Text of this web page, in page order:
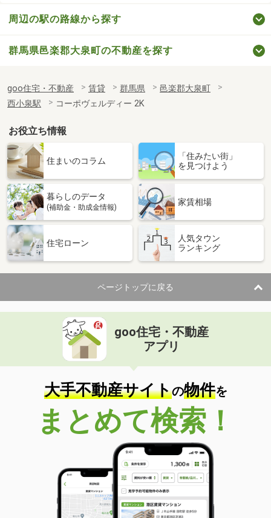
周辺の駅の路線から探す
群馬県邑楽郡大泉町の不動産を探す
goo住宅・不動産 賃貸 群馬県
邑楽郡大泉町
西小泉駅
コーポヴェルディー 2K
お役立ち情報
住まいのコラム
「住みたい街」
を見つけよう
暮らしのデータ
(補助金・助成金情報)
家賃相場
住宅ローン
人気タウン
ランキング
ページトップに戻る
goo住宅・不動産
アプリ
大手不動産サイトの物件を
まとめて検索！